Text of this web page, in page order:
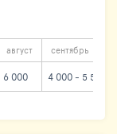
август сентябрь
6 000 4 000 - 5 500